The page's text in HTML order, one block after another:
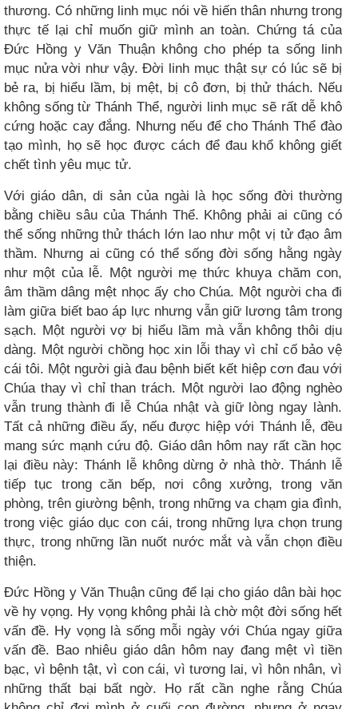
thương. Có những linh mục nói về hiến thân nhưng trong
thực tế lại chỉ muốn giữ mình an toàn. Chứng tá của
Đức Hồng y Văn Thuận không cho phép ta sống linh
mục nửa vời như vậy. Đời linh mục thật sự có lúc sẽ bị
bẻ ra, bị hiểu lầm, bị mệt, bị cô đơn, bị thử thách. Nếu
không sống từ Thánh Thể, người linh mục sẽ rất dễ khô
cứng hoặc cay đắng. Nhưng nếu để cho Thánh Thể đào
tạo mình, họ sẽ học được cách để đau khổ không giết
chết tình yêu mục tử.
Với giáo dân, di sản của ngài là học sống đời thường
bằng chiều sâu của Thánh Thể. Không phải ai cũng có
thể sống những thử thách lớn lao như một vị tử đạo âm
thầm. Nhưng ai cũng có thể sống đời sống hằng ngày
như một của lễ. Một người mẹ thức khuya chăm con,
âm thầm dâng mệt nhọc ấy cho Chúa. Một người cha đi
làm giữa biết bao áp lực nhưng vẫn giữ lương tâm trong
sạch. Một người vợ bị hiểu lầm mà vẫn không thôi dịu
dàng. Một người chồng học xin lỗi thay vì chỉ cố bảo vệ
cái tôi. Một người già đau bệnh biết kết hiệp cơn đau với
Chúa thay vì chỉ than trách. Một người lao động nghèo
vẫn trung thành đi lễ Chúa nhật và giữ lòng ngay lành.
Tất cả những điều ấy, nếu được hiệp với Thánh lễ, đều
mang sức mạnh cứu độ. Giáo dân hôm nay rất cần học
lại điều này: Thánh lễ không dừng ở nhà thờ. Thánh lễ
tiếp tục trong căn bếp, nơi công xưởng, trong văn
phòng, trên giường bệnh, trong những va chạm gia đình,
trong việc giáo dục con cái, trong những lựa chọn trung
thực, trong những lần nuốt nước mắt và vẫn chọn điều
thiện.
Đức Hồng y Văn Thuận cũng để lại cho giáo dân bài học
về hy vọng. Hy vọng không phải là chờ một đời sống hết
vấn đề. Hy vọng là sống mỗi ngày với Chúa ngay giữa
vấn đề. Bao nhiêu giáo dân hôm nay đang mệt vì tiền
bạc, vì bệnh tật, vì con cái, vì tương lai, vì hôn nhân, vì
những thất bại bất ngờ. Họ rất cần nghe rằng Chúa